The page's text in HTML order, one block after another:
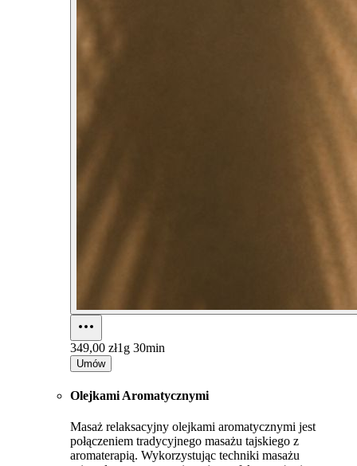
349,00 zł1g 30min
Umów
Olejkami Aromatycznymi
Masaż relaksacyjny olejkami aromatycznymi jest
połączeniem tradycyjnego masażu tajskiego z
aromaterapią. Wykorzystując techniki masażu